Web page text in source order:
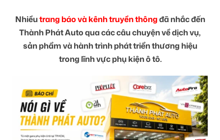
Nhiềutrang báo và kênh truyền thôngđã nhắc đến
Thành Phát Auto qua các câu chuyện về dịch vụ,
sản phẩm và hành trình phát triển thương hiệu
trong lĩnh vực phụ kiện ô tô.